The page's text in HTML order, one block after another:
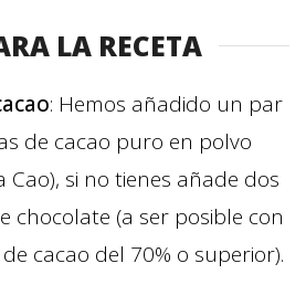
LA RECETA
: Hemos añadido un par
de cacao puro en polvo
Cao), si no tienes añade dos
chocolate (a ser posible con
cacao del 70% o superior).